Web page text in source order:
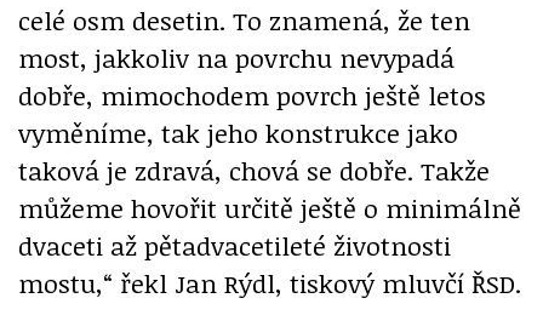
celé osm desetin. To znamená, že ten
most, jakkoliv na povrchu nevypadá
dobře, mimochodem povrch ještě letos
vyměníme, tak jeho konstrukce jako
taková je zdravá, chová se dobře. Takže
můžeme hovořit určitě ještě o minimálně
dvaceti až pětadvacetileté životnosti
mostu,“ řekl Jan Rýdl, tiskový mluvčí ŘSD.